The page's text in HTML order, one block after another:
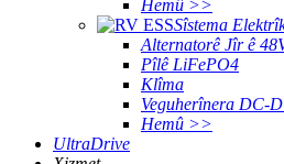
Hemû >>
Sîstema
Alternatorê Jîr ê
Pîlê LiFePO4
Klîma
Veguherînera DC-
Hemû >>
UltraDrive